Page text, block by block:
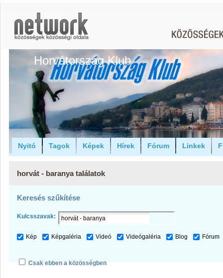
Horvátország Klub
Nyitó Tagok Képek Hírek Fórum Linkek
horvát - baranya találatok
Keresés szűkítése
Kulcsszavak:
Kép Képgaléria Videó Videógaléria Blog Fórum
Csak ebben a közösségben